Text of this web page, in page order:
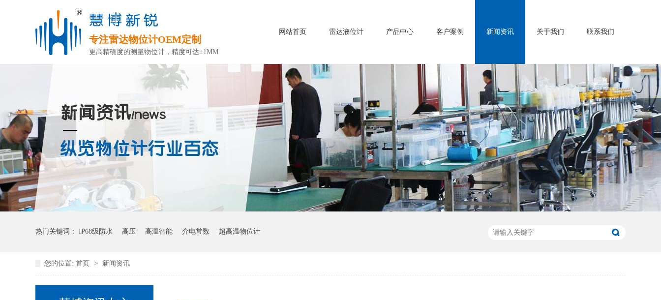
专注雷达物位计OEM定制
更高精确度的测量物位计，精度可达±1MM
网站首页 雷达液位计 产品中心 客户案例 新闻资讯 关于我们 联系我们
热门关键词： IP68级防水 高压 高温智能 介电常数 超高温物位计
您的位置: 首页 > 新闻资讯